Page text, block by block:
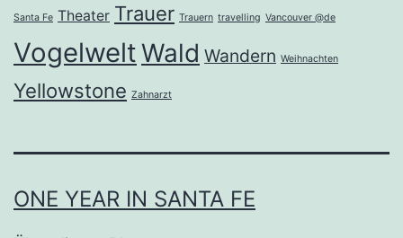
Santa Fe Theater Trauer Trauern travelling Vancouver @de
VogelweltWald Wandern Weihnachten
Yellowstone Zahnarzt
ONE YEAR IN SANTA FE